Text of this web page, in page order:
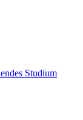
Studium